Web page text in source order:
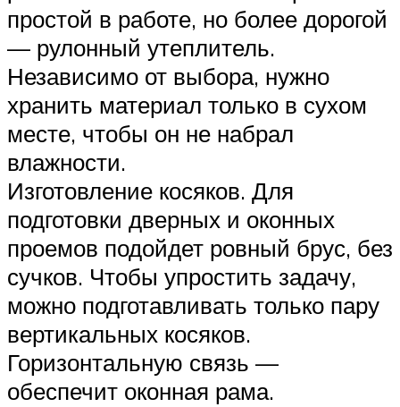
простой в работе, но более дорогой
— рулонный утеплитель.
Независимо от выбора, нужно
хранить материал только в сухом
месте, чтобы он не набрал
влажности.
Изготовление косяков. Для
подготовки дверных и оконных
проемов подойдет ровный брус, без
сучков. Чтобы упростить задачу,
можно подготавливать только пару
вертикальных косяков.
Горизонтальную связь —
обеспечит оконная рама.